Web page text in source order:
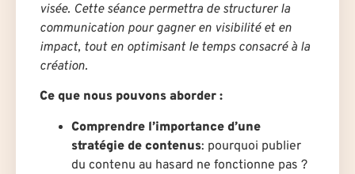
visée. Cette séance permettra de structurer la
communication pour gagner en visibilité et en
impact, tout en optimisant le temps consacré à la
création.
Ce que nous pouvons aborder :
Comprendre l’importance d’une
stratégie de contenus: pourquoi publier
du contenu au hasard ne fonctionne pas ?